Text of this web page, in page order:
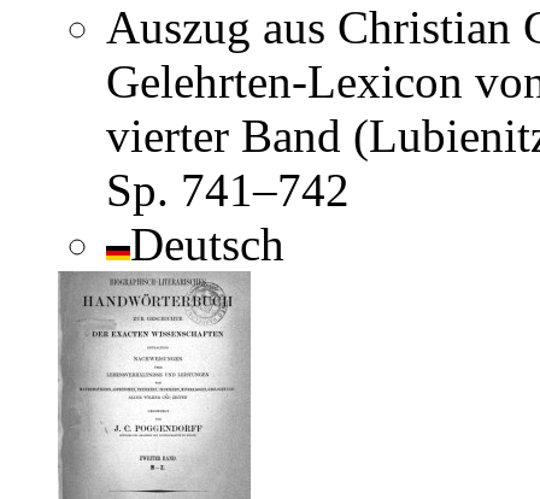
Auszug aus Christian
Gelehrten-Lexicon
vierter Band
Sp. 741–742
Deutsch